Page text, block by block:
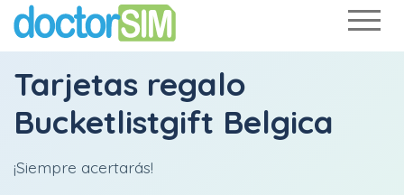
Tarjetas regalo
Bucketlistgift Belgica
¡Siempre acertarás!